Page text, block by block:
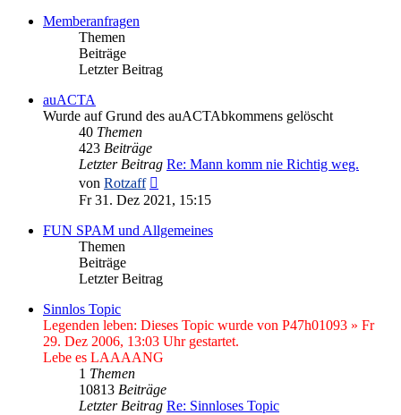
Memberanfragen
Themen
Beiträge
Letzter Beitrag
auACTA
Wurde auf Grund des auACTAbkommens gelöscht
40 Themen
423 Beiträge
Letzter Beitrag Re: Mann komm nie Richtig weg.
von Rotzaff
Beitrag
Fr 31. Dez 2021, 15:15
FUN SPAM und Allgemeines
Themen
Beiträge
Letzter Beitrag
Sinnlos Topic
Legenden leben: Dieses Topic wurde von P47h01093 » Fr
29. Dez 2006, 13:03 Uhr gestartet.
Lebe es LAAAANG
1 Themen
10813 Beiträge
Letzter Beitrag Re: Sinnloses Topic